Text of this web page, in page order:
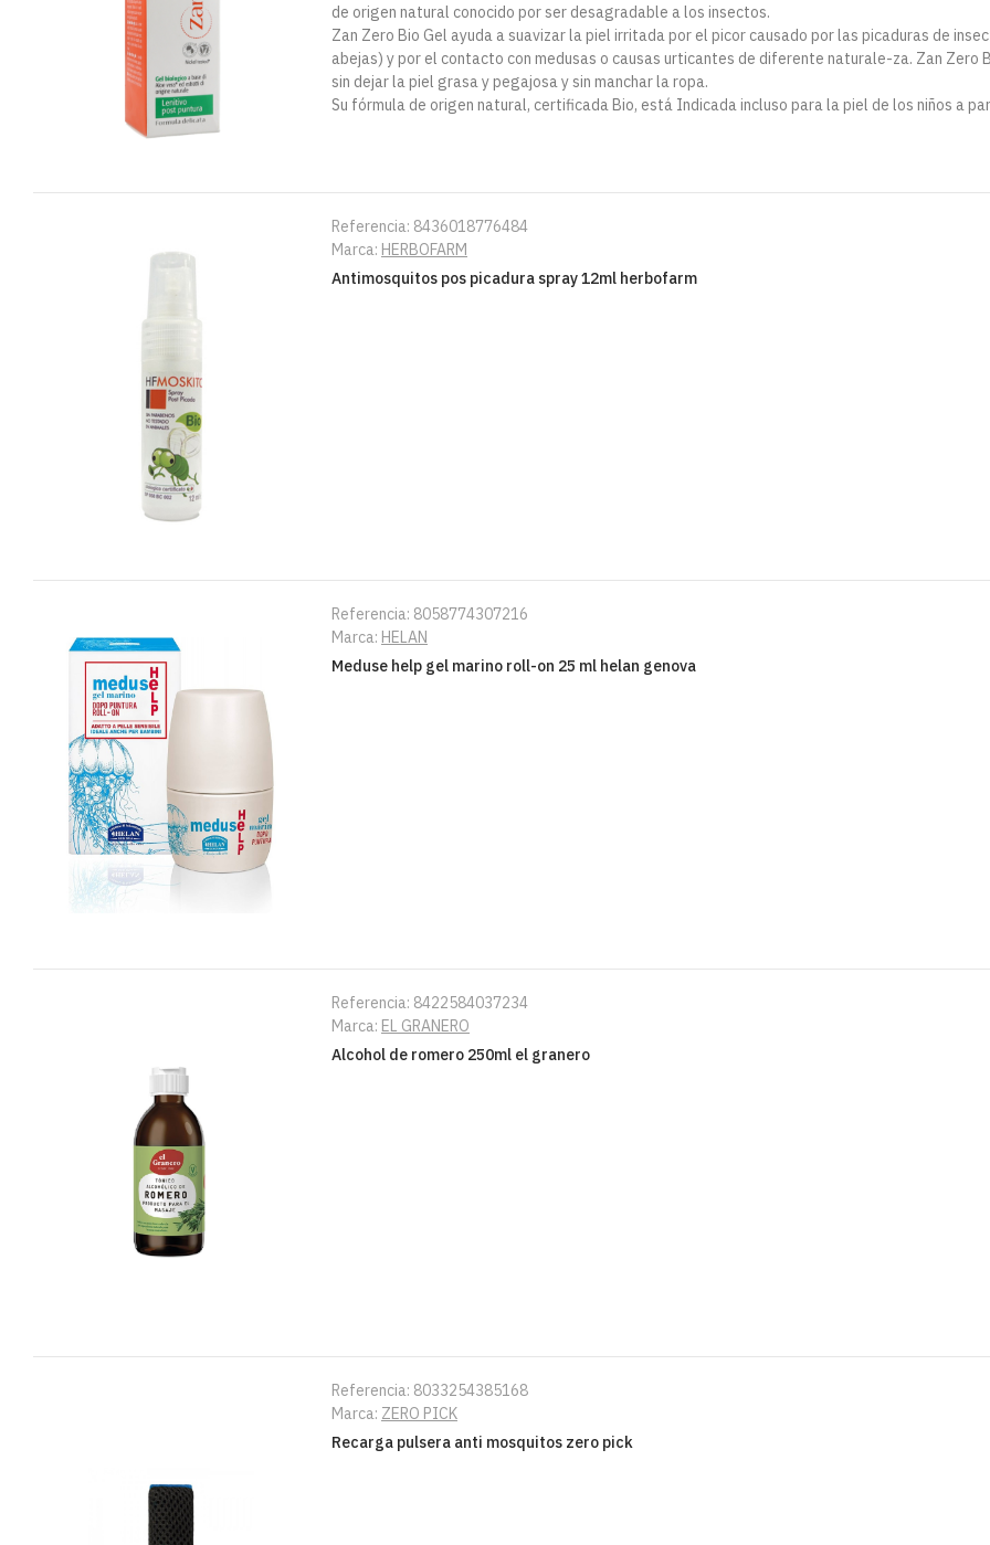
de origen natural conocido por ser desagradable a los insectos.
Zan Zero Bio Gel ayuda a suavizar la piel irritada por el picor causado por las picaduras de
abejas) y por el contacto con medusas o causas urticantes de diferente naturale-za. Zan Zero
sin dejar la piel grasa y pegajosa y sin manchar la ropa.
Su fórmula de origen natural, certificada Bio, está Indicada incluso para la piel de los niños a
Referencia: 8436018776484
Marca: HERBOFARM
Antimosquitos pos picadura spray 12ml herbofarm
Referencia: 8058774307216
Marca: HELAN
Meduse help gel marino roll-on 25 ml helan genova
Referencia: 8422584037234
Marca: EL GRANERO
Alcohol de romero 250ml el granero
Referencia: 8033254385168
Marca: ZERO PICK
Recarga pulsera anti mosquitos zero pick